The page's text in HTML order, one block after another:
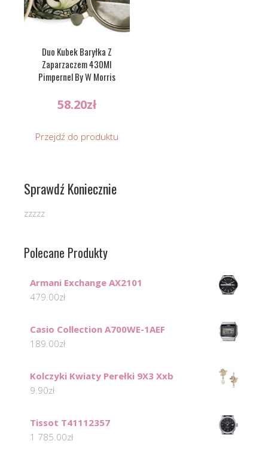
Duo Kubek Baryłka Z
Zaparzaczem 430Ml
Pimpernel By W Morris
58.20zł
Przejdź do produktu
Sprawdź Koniecznie
zzzzz
Polecane Produkty
Armani Exchange AX2101
479.00zł
Casio Collection A700WE-1AEF
189.00zł
Kolczyki Kwiaty Perełki 9X3 Xxb
9.90zł
Tissot T41112357
1 785.00zł